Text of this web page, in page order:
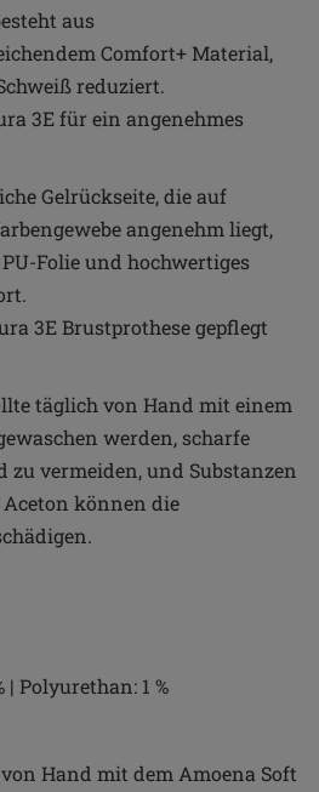
aus
Comfort+ Material,
reduziert.
3E für ein angenehmes
Gelrückseite, die auf
angenehm liegt,
Folie und hochwertiges
3E Brustprothese gepflegt
täglich von Hand mit einem
werden, scharfe
zu vermeiden, und Substanzen
können die
Polyurethan: 1 %
Hand mit dem Amoena Soft